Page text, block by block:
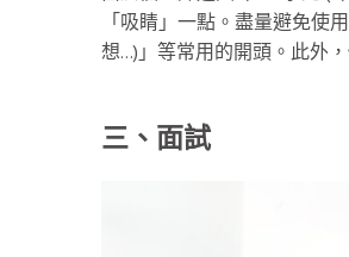
「吸睛」一點。盡量避免使
想…)」等常用的開頭。此外
三、面試